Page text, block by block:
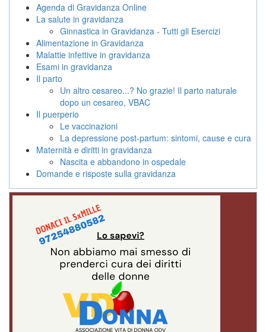
Agenda di Gravidanza Online
La salute in gravidanza
Ginnastica in Gravidanza - Tutti gli Esercizi
Alimentazione in Gravidanza
Malattie infettive in gravidanza
Esami in gravidanza
Il parto
Un altro cesareo...? No grazie! Il parto naturale
dopo un cesareo, VBAC
Il puerperio
Le vaccinazioni
La depressione post-partum: sintomi, cause e cura
Maternità e diritti in gravidanza
Nascita e abbandono in ospedale
Domande e risposte sulla gravidanza